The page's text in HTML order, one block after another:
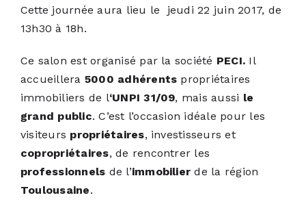
Cette journée aura lieu le jeudi 22 juin 2017, de
13h30 à 18h.
Ce salon est organisé par la société PECI. Il
accueillera 5000 adhérents propriétaires
immobiliers de l‘UNPI 31/09, mais aussi le
grand public. C’est l’occasion idéale pour les
visiteurs propriétaires, investisseurs et
copropriétaires, de rencontrer les
professionnels de l’immobilier de la région
Toulousaine.